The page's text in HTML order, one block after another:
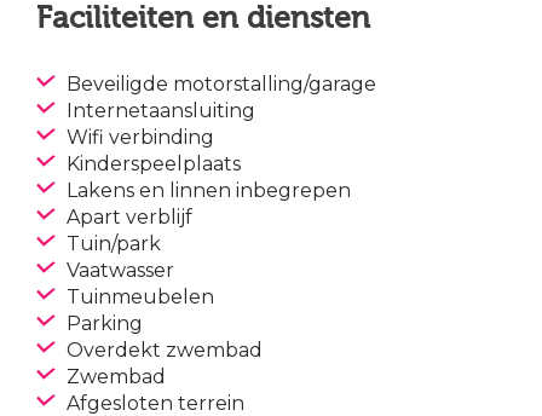
Faciliteiten en diensten
Beveiligde motorstalling/garage
Internetaansluiting
Wifi verbinding
Kinderspeelplaats
Lakens en linnen inbegrepen
Apart verblijf
Tuin/park
Vaatwasser
Tuinmeubelen
Parking
Overdekt zwembad
Zwembad
Afgesloten terrein